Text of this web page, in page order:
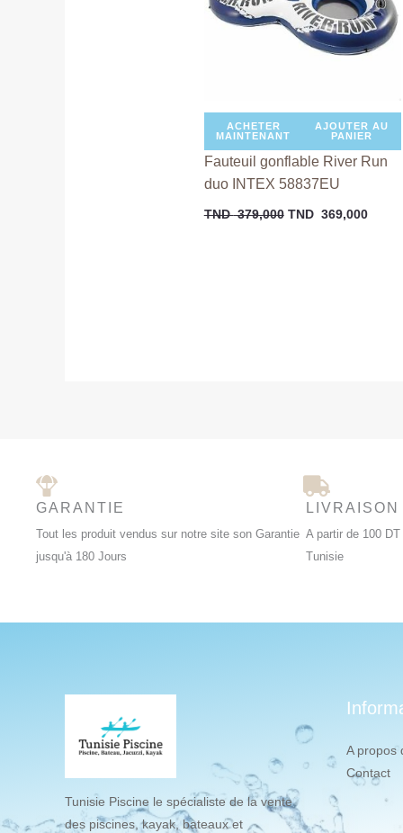
ACHETER
MAINTENANT
AJOUTER AU
PANIER
Fauteuil gonflable River Run
duo INTEX 58837EU
TND379,000 TND 369,000
GARANTIE
Tout les produit vendus sur notre site son Garantie
jusqu'à 180 Jours
A partir de 100
Tunisie
Tunisie Piscine le spécialiste de la vente
des piscines, kayak, bateaux et
A propos
Contact